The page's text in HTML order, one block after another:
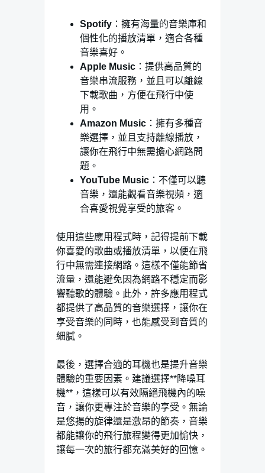
Spotify ：擁有海量的音樂庫和
個性化的播放清單，適合各種
音樂喜好。
Apple Music ：提供高品質的
音樂串流服務，並且可以離線
下載歌曲，方便在飛行中使
用。
Amazon Music ：擁有多種音
樂選擇，並且支持離線播放，
讓你在飛行中無需擔心網路問
題。
YouTube Music ：不僅可以聽
音樂，還能觀看音樂視頻，適
合喜愛視覺享受的旅客。
使用這些應用程式時，記得提前下載
你喜愛的歌曲或播放清單，以便在飛
行中無需連接網路。這樣不僅能節省
流量，還能避免因為網路不穩定而影
響聽歌的體驗。此外，許多應用程式
都提供了高品質的音樂選擇，讓你在
享受音樂的同時，也能感受到音質的
細膩。
最後，選擇合適的耳機也是提升音樂
體驗的重要因素。建議選擇**降噪耳
機**，這樣可以有效隔絕飛機內的噪
音，讓你更專注於音樂的享受。無論
是悠揚的旋律還是激昂的節奏，音樂
都能讓你的飛行旅程變得更加愉快，
讓每一次的旅行都充滿美好的回憶。